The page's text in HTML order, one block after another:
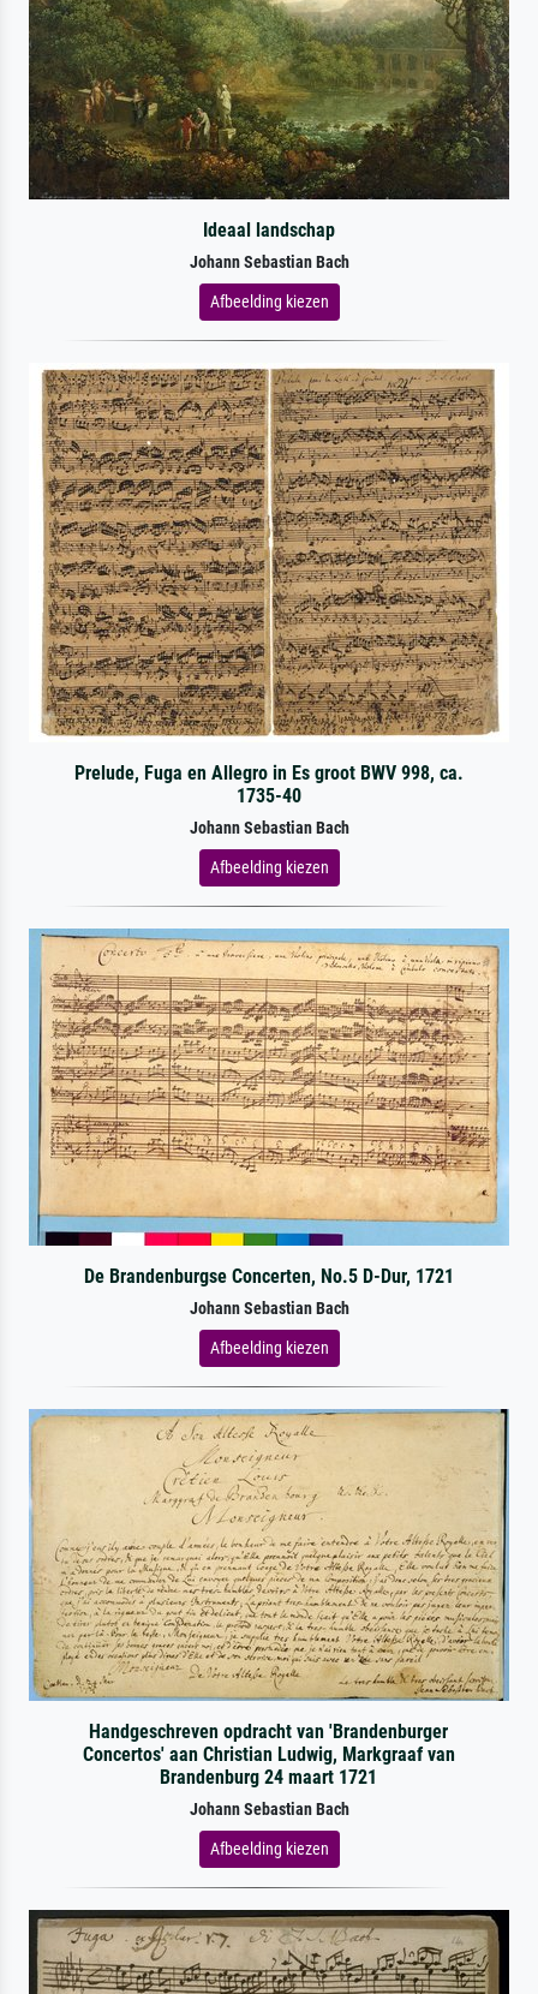
Ideaal landschap
Johann Sebastian Bach
Afbeelding kiezen
Prelude, Fuga en Allegro in Es groot BWV 998, ca.
1735-40
Johann Sebastian Bach
Afbeelding kiezen
De Brandenburgse Concerten, No.5 D-Dur, 1721
Johann Sebastian Bach
Afbeelding kiezen
Handgeschreven opdracht van 'Brandenburger
Concertos' aan Christian Ludwig, Markgraaf van
Brandenburg 24 maart 1721
Johann Sebastian Bach
Afbeelding kiezen